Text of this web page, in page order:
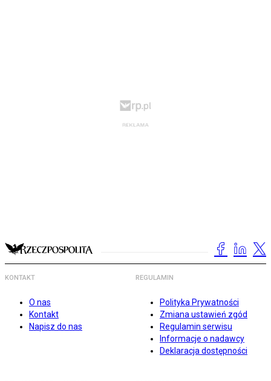
KONTAKT
O nas
Kontakt
Napisz do nas
REGULAMIN
Polityka Prywatności
Zmiana ustawień zgód
Regulamin serwisu
Informacje o nadawcy
Deklaracja dostępności